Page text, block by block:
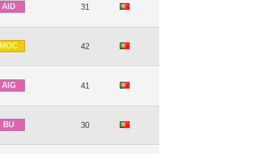
AID 31
MOC 42
AIG 41
BU 30